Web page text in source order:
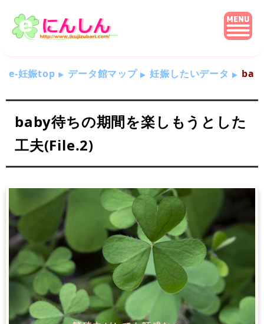
e-妊娠top データ館マップ 妊娠したいデータ
baby待ちの期間を楽しもうとした
工夫(File.2)